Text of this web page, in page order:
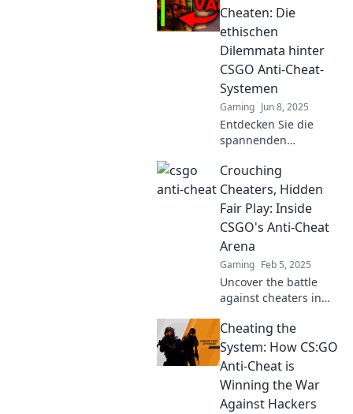
Cheaten: Die
ethischen
Dilemmata hinter
CSGO Anti-Cheat-
Systemen
Gaming Jun 8, 2025
Entdecken Sie die
spannenden
von CSGO-Anti-Cheat-
Systemen und finden
Sie heraus, ob
Cheaten wirklich
verwerflich ist!
Crouching
Cheaters, Hidden
Fair Play: Inside
CSGO's Anti-Cheat
Arena
Gaming Feb 5, 2025
Uncover the battle
against cheaters in
secrets of anti-cheat
systems and fair play
strategies. Don't miss
out!
Cheating the
System: How CS:GO
Anti-Cheat is
Winning the War
Against Hackers